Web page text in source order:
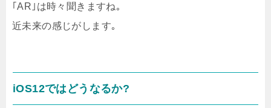
｢AR｣は時々聞きますね｡
近未来の感じがします｡
iOS12ではどうなるか?